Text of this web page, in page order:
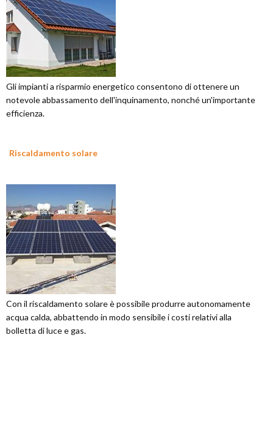
Gli impianti a risparmio energetico consentono di ottenere un
notevole abbassamento dell'inquinamento, nonché un'importante
efficienza.
Riscaldamento solare
Con il riscaldamento solare è possibile produrre autonomamente
acqua calda, abbattendo in modo sensibile i costi relativi alla
bolletta di luce e gas.